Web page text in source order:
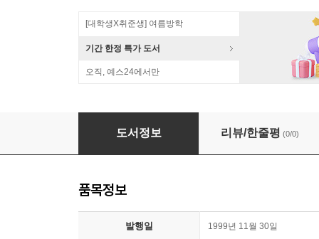
[대학생X취준생] 여름방학
기간 한정 특가 도서
오직, 예스24에서만
환경보전작용연구
도서정보 리뷰/한줄평 (0/0)
품목정보
발행일 1999년 11월 30일